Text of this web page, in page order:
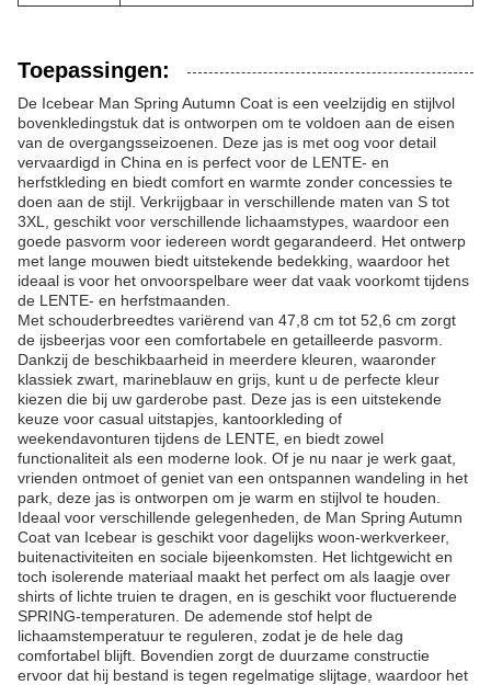
Toepassingen:
De Icebear Man Spring Autumn Coat is een veelzijdig en stijlvol
bovenkledingstuk dat is ontworpen om te voldoen aan de eisen
van de overgangsseizoenen. Deze jas is met oog voor detail
vervaardigd in China en is perfect voor de LENTE- en
herfstkleding en biedt comfort en warmte zonder concessies te
doen aan de stijl. Verkrijgbaar in verschillende maten van S tot
3XL, geschikt voor verschillende lichaamstypes, waardoor een
goede pasvorm voor iedereen wordt gegarandeerd. Het ontwerp
met lange mouwen biedt uitstekende bedekking, waardoor het
ideaal is voor het onvoorspelbare weer dat vaak voorkomt tijdens
de LENTE- en herfstmaanden.
Met schouderbreedtes variërend van 47,8 cm tot 52,6 cm zorgt
de ijsbeerjas voor een comfortabele en getailleerde pasvorm.
Dankzij de beschikbaarheid in meerdere kleuren, waaronder
klassiek zwart, marineblauw en grijs, kunt u de perfecte kleur
kiezen die bij uw garderobe past. Deze jas is een uitstekende
keuze voor casual uitstapjes, kantoorkleding of
weekendavonturen tijdens de LENTE, en biedt zowel
functionaliteit als een moderne look. Of je nu naar je werk gaat,
vrienden ontmoet of geniet van een ontspannen wandeling in het
park, deze jas is ontworpen om je warm en stijlvol te houden.
Ideaal voor verschillende gelegenheden, de Man Spring Autumn
Coat van Icebear is geschikt voor dagelijks woon-werkverkeer,
buitenactiviteiten en sociale bijeenkomsten. Het lichtgewicht en
toch isolerende materiaal maakt het perfect om als laagje over
shirts of lichte truien te dragen, en is geschikt voor fluctuerende
SPRING-temperaturen. De ademende stof helpt de
lichaamstemperatuur te reguleren, zodat je de hele dag
comfortabel blijft. Bovendien zorgt de duurzame constructie
ervoor dat hij bestand is tegen regelmatige slijtage, waardoor het